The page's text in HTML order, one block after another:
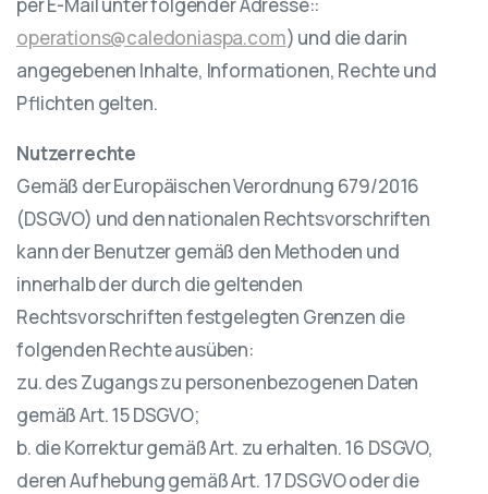
operations@caledoniaspa.com) und die darin
angegebenen Inhalte, Informationen, Rechte und
Pflichten gelten.
Nutzerrechte
Gemäß der Europäischen Verordnung 679/2016
(DSGVO) und den nationalen Rechtsvorschriften
kann der Benutzer gemäß den Methoden und
innerhalb der durch die geltenden
Rechtsvorschriften festgelegten Grenzen die
folgenden Rechte ausüben:
zu. des Zugangs zu personenbezogenen Daten
gemäß Art. 15 DSGVO;
b. die Korrektur gemäß Art. zu erhalten. 16 DSGVO,
deren Aufhebung gemäß Art. 17 DSGVO oder die